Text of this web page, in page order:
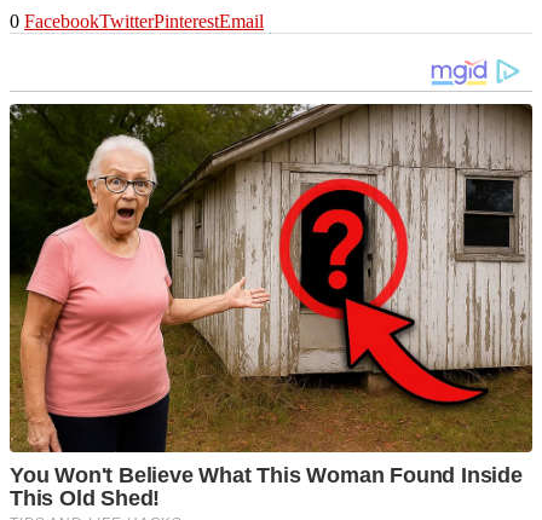
0 FacebookTwitterPinterestEmail